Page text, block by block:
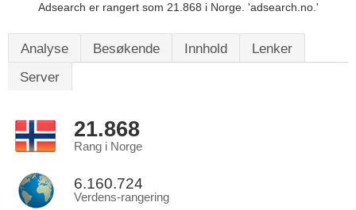
Adsearch er rangert som 21.868 i Norge. 'adsearch.no.'
Analyse Besøkende Innhold
Lenker
Server
21.868
Rang i Norge
6.160.724
Verdens-rangering